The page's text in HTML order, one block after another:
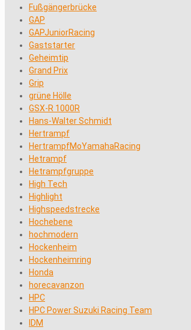
Fußgängerbrücke
GAP
GAPJuniorRacing
Gaststarter
Geheimtip
Grand Prix
Grip
grüne Hölle
GSX-R 1000R
Hans-Walter Schmidt
Hertrampf
HertrampfMoYamahaRacing
Hetrampf
Hetrampfgruppe
High Tech
Highlight
Highspeedstrecke
Hochebene
hochmodern
Hockenheim
Hockenheimring
Honda
horecavanzon
HPC
HPC Power Suzuki Racing Team
IDM